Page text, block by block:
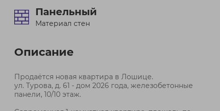
Панельный
Материал стен
Описание
Продаётся новая квартира в Лошице.
ул. Турова, д. 61 - дом 2026 года, железобетонные
панели, 10/10 этаж.